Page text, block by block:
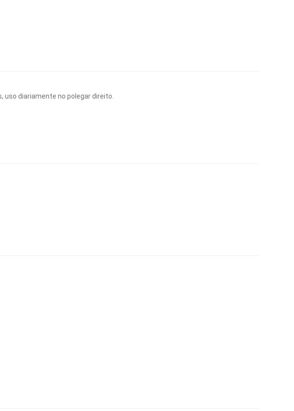
diariamente no polegar direito.